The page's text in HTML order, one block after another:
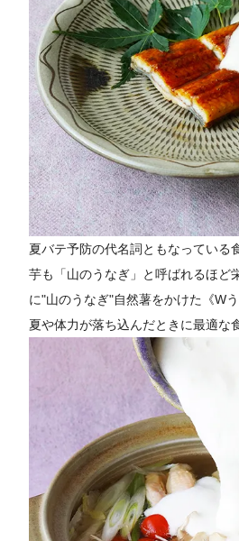
夏バテ予防の代名詞ともなっている
芋も「山のうなぎ」と呼ばれるほど
に"山のうなぎ"自然薯をかけた《W
夏や体力が落ち込んだときに最適な